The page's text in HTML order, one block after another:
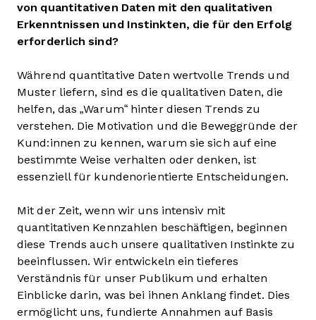
von quantitativen Daten mit den qualitativen
Erkenntnissen und Instinkten, die für den Erfolg
erforderlich sind?
Während quantitative Daten wertvolle Trends und
Muster liefern, sind es die qualitativen Daten, die
helfen, das „Warum“ hinter diesen Trends zu
verstehen. Die Motivation und die Beweggründe der
Kund:innen zu kennen, warum sie sich auf eine
bestimmte Weise verhalten oder denken, ist
essenziell für kundenorientierte Entscheidungen.
Mit der Zeit, wenn wir uns intensiv mit
quantitativen Kennzahlen beschäftigen, beginnen
diese Trends auch unsere qualitativen Instinkte zu
beeinflussen. Wir entwickeln ein tieferes
Verständnis für unser Publikum und erhalten
Einblicke darin, was bei ihnen Anklang findet. Dies
ermöglicht uns, fundierte Annahmen auf Basis